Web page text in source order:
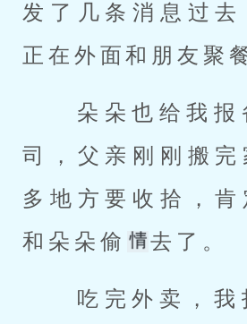
发了几条消息过去
正在外面和朋友聚
司，父亲刚刚搬完
多地方要收拾，肯
和朵朵偷
去了。